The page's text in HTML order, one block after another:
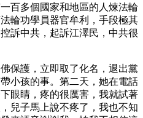
百多個國家和地區的人煉法輪
輪功學員器官牟利，手段極其
訴中共，起訴江澤民，中共很
保護，立即取了化名，退出黨
小孩的事。第二天，她在電話
眼睛，疼的很厲害，我就試著
兒子馬上說不疼了，我也不知